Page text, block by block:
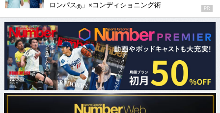
ロンパス® 」×コンディショニング術 PR